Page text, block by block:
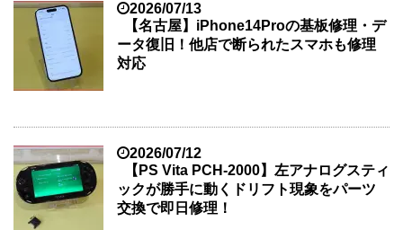
2026/07/13
【名古屋】iPhone14Proの基板修理・デ
ータ復旧！他店で断られたスマホも修理
対応
2026/07/12
【PS Vita PCH-2000】左アナログスティ
ックが勝手に動くドリフト現象をパーツ
交換で即日修理！